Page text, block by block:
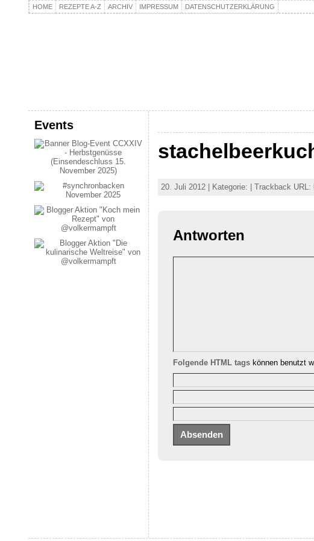
HOME REZEPTE A-Z ARCHIV IMPRESSUM DATENSCHUTZERKLÄRUNG
Events
20. Juli 2012 | Kategorie: | Trackback
Antworten
Folgende HTML tags können benutzt